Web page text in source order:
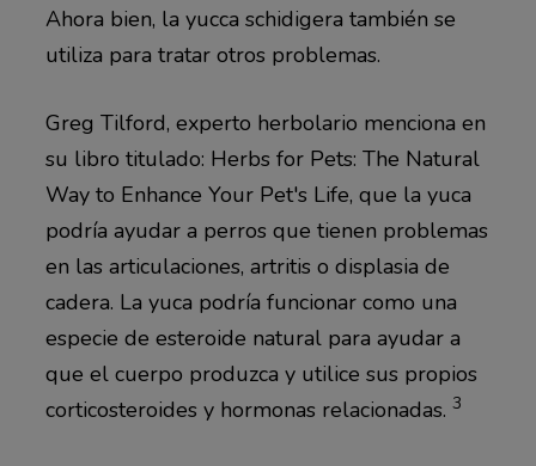
Ahora bien, la yucca schidigera también se
utiliza para tratar otros problemas.
Greg Tilford, experto herbolario menciona en
su libro titulado: Herbs for Pets: The Natural
Way to Enhance Your Pet's Life, que la yuca
podría ayudar a perros que tienen problemas
en las articulaciones, artritis o displasia de
cadera. La yuca podría funcionar como una
especie de esteroide natural para ayudar a
que el cuerpo produzca y utilice sus propios
corticosteroides y hormonas relacionadas. 3